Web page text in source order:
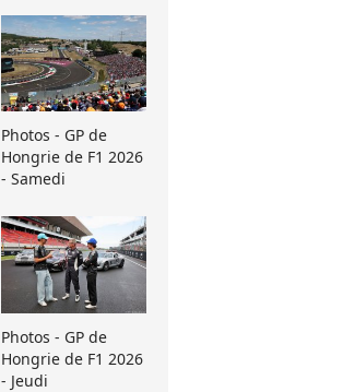
Photos - GP de
Hongrie de F1 2026
- Samedi
Photos - GP de
Hongrie de F1 2026
- Jeudi